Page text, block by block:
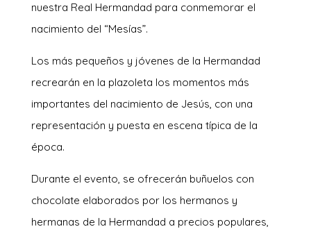
nuestra Real Hermandad para conmemorar el
nacimiento del “Mesías”.
Los más pequeños y jóvenes de la Hermandad
recrearán en la plazoleta los momentos más
importantes del nacimiento de Jesús, con una
representación y puesta en escena típica de la
época.
Durante el evento, se ofrecerán buñuelos con
chocolate elaborados por los hermanos y
hermanas de la Hermandad a precios populares,